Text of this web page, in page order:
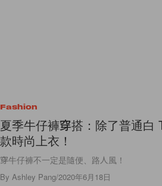
Fashion
夏季牛仔褲穿搭：除了普通白
款時尚上衣！
穿牛仔褲不一定是隨便、路人風！
By Ashley Pang/2020年6月18日